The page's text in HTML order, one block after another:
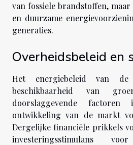
van fossiele brandstoffen, maar
en duurzame
generaties.
Overheidsbeleid en
Het energiebeleid van
beschikbaarheid van
doorslaggevende
ontwikkeling van de markt
Dergelijke financiële prikkels
investeringsstimulans